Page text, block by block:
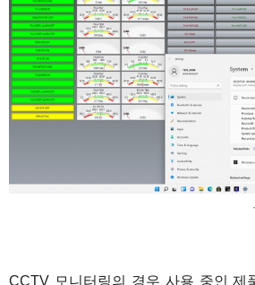
CCTV 모니터링의 경우 사용 중인 제